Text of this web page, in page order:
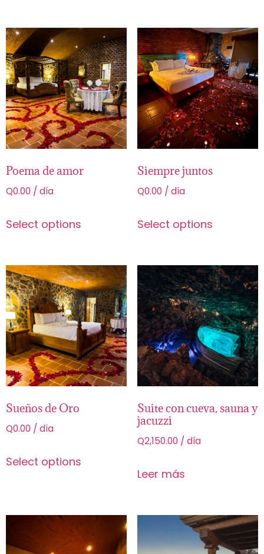
Poema de amor
Q0.00 / día
Select options
Siempre juntos
Q0.00 / día
Select options
Sueños de Oro
Q0.00 / día
Select options
Suite con cueva, sauna y
jacuzzi
Q2,150.00 / día
Leer más